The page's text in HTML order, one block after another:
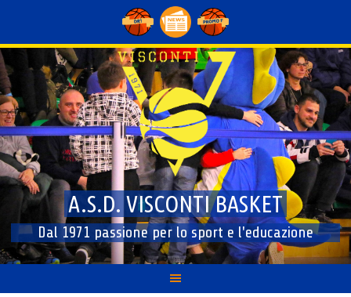
content
A.S.D. VISCONTI BASKET
Dal 1971 passione per lo sport e l'educazione